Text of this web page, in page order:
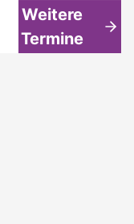
Weitere
Termine